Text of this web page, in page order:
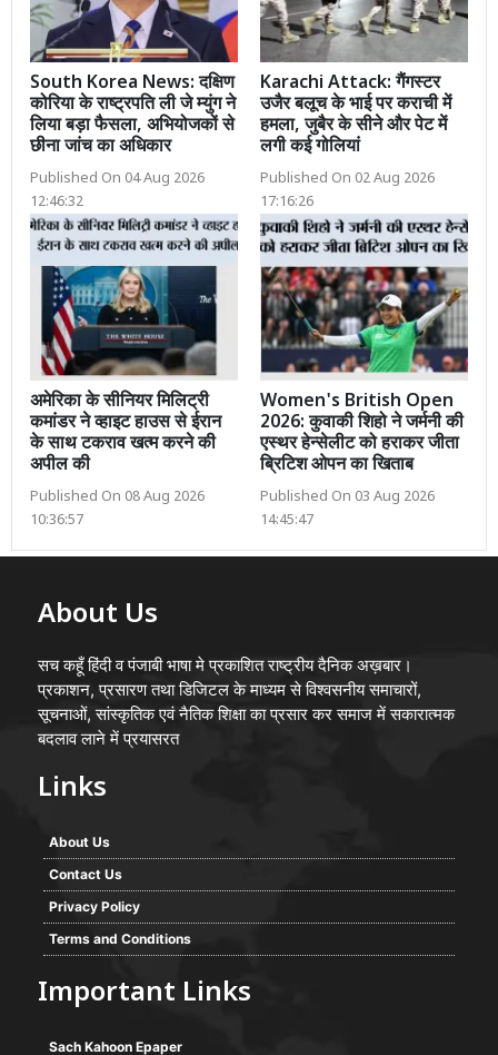
South Korea News: दक्षिण
कोरिया के राष्ट्रपति ली जे म्युंग ने
लिया बड़ा फैसला, अभियोजकों से
छीना जांच का अधिकार
Published On 04 Aug 2026
12:46:32
Karachi Attack: गैंगस्टर
उजैर बलूच के भाई पर कराची में
हमला, जुबैर के सीने और पेट में
लगी कई गोलियां
Published On 02 Aug 2026
17:16:26
अमेरिका के सीनियर मिलिट्री
कमांडर ने व्हाइट हाउस से ईरान
के साथ टकराव खत्म करने की
अपील की
Published On 08 Aug 2026
10:36:57
Women's British Open
2026: कुवाकी शिहो ने जर्मनी की
एस्थर हेन्सेलीट को हराकर जीता
ब्रिटिश ओपन का खिताब
Published On 03 Aug 2026
14:45:47
About Us
सच कहूँ हिंदी व पंजाबी भाषा मे प्रकाशित राष्ट्रीय दैनिक अख़बार।
प्रकाशन, प्रसारण तथा डिजिटल के माध्यम से विश्वसनीय समाचारों,
सूचनाओं, सांस्कृतिक एवं नैतिक शिक्षा का प्रसार कर समाज में सकारात्मक
बदलाव लाने में प्रयासरत
Links
About Us
Contact Us
Privacy Policy
Terms and Conditions
Important Links
Sach Kahoon Epaper